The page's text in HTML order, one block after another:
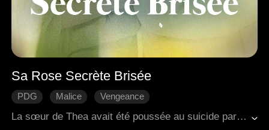
Sa Rose Secrète Brisée
PDG Malice
Vengeance
L'amour naît avec le temps
La sœur de Thea avait été poussée au suicide par trois riches héritiers, et leur mère était restée dans un état végétatif après avoir été battue. À partir de ce moment-là, Thea quitta l'école et commença à travailler dans un club, déterminée à se rapprocher de Rory, la figure puissante d'Osasa, pour se venger. Tout au long de cette démarche calculée, elle construisit une image de fragilité et planifia minutieusement chaque étape. Pourtant, elle n'avait jamais anticipé qu'au milieu de l'immense favoritisme de Rory, elle tomberait sincèrement amoureuse de lui...